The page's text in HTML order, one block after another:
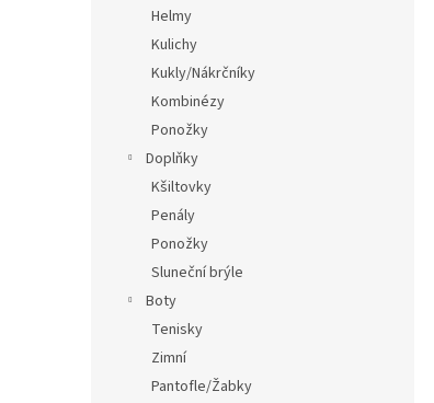
Helmy
Kulichy
Kukly/Nákrčníky
Kombinézy
Ponožky
Doplňky
Kšiltovky
Penály
Ponožky
Sluneční brýle
Boty
Tenisky
Zimní
Pantofle/Žabky